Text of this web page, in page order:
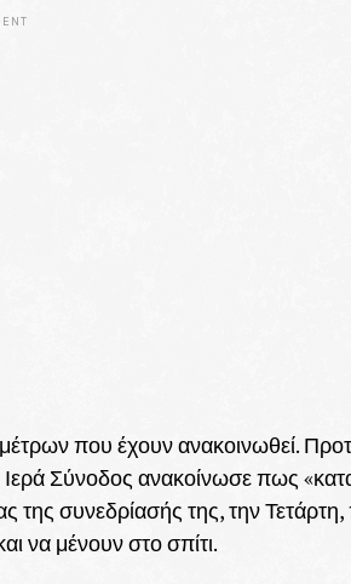
που έχουν ανακοινωθεί.
Σύνοδος ανακοίνωσε πως
της συνεδρίασής της, την
να μένουν στο σπίτι.